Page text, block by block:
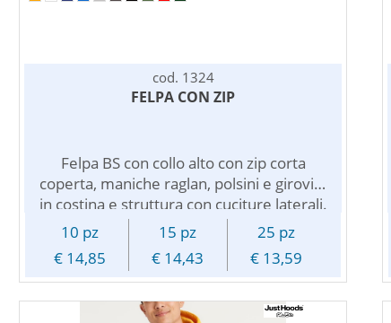
cod. 1324
FELPA CON ZIP
Felpa BS con collo alto con zip corta
coperta, maniche raglan, polsini e girovita
in costina e struttura con cuciture laterali.
Felpata internamente. Personalizzabile
con il vostro logo o stampa pubblicitaria, e'
adatta per ogni occasione dal lavoro al
tempo libero, puo' completare
l'abbigliamento aziendale dei vostri
10 pz 15 pz
25 pz
€ 14,85
€ 14,43 € 13,59